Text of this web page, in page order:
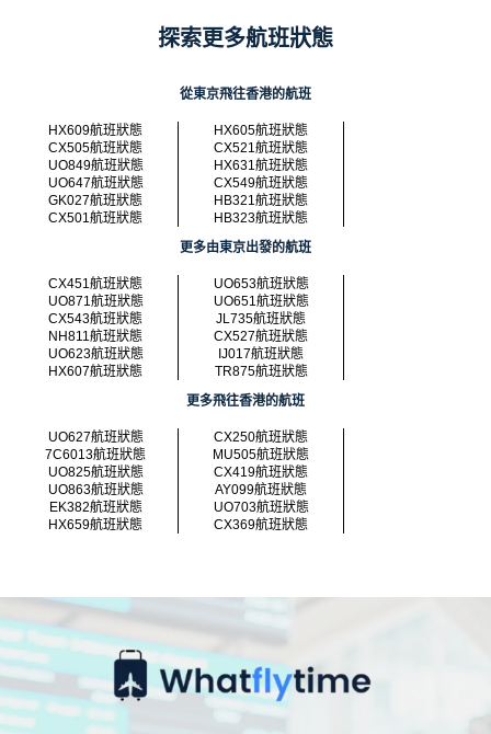
探索更多航班狀態
從東京飛往香港的航班
HX609航班狀態
HX605航班狀態
CX505航班狀態
CX521航班狀態
UO849航班狀態
HX631航班狀態
UO647航班狀態
CX549航班狀態
GK027航班狀態
HB321航班狀態
CX501航班狀態
HB323航班狀態
更多由東京出發的航班
CX451航班狀態
UO653航班狀態
UO871航班狀態
UO651航班狀態
CX543航班狀態
JL735航班狀態
NH811航班狀態
CX527航班狀態
UO623航班狀態
IJ017航班狀態
HX607航班狀態
TR875航班狀態
更多飛往香港的航班
UO627航班狀態
CX250航班狀態
7C6013航班狀態
MU505航班狀態
UO825航班狀態
CX419航班狀態
UO863航班狀態
AY099航班狀態
EK382航班狀態
UO703航班狀態
HX659航班狀態
CX369航班狀態